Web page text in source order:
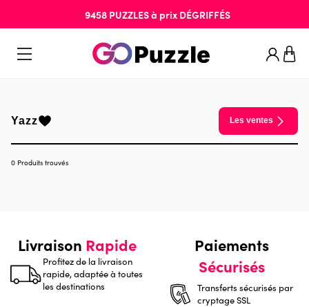
9458 PUZZLESà prix DÉGRIFFÉS
Yazz Les ventes
0 Produits trouvés
Livraison Rapide
Profitez de la livraison
rapide, adaptée à toutes
les destinations
Paiements
Sécurisés
Transferts sécurisés par
cryptage SSL